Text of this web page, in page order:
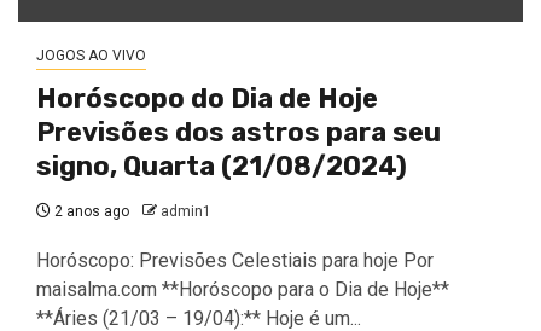
JOGOS AO VIVO
Horóscopo do Dia de Hoje
Previsões dos astros para seu
signo, Quarta (21/08/2024)
2 anos ago admin1
Horóscopo: Previsões Celestiais para hoje Por
maisalma.com **Horóscopo para o Dia de Hoje**
**Áries (21/03 – 19/04):** Hoje é um...